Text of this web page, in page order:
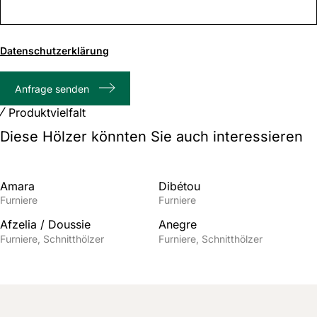
von
Zeichenanzahl
Datenschutzerklärung
Anfrage senden
Produktvielfalt
Diese Hölzer könnten Sie auch interessieren
Amara
Furniere
Dibétou
Furniere
Afzelia / Doussie
Furniere Schnitthölzer
Anegre
Furniere Schnitthölzer